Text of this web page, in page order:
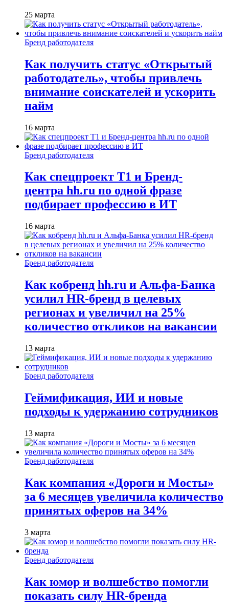
25 марта
Бренд работодателя
Как получить статус «Открытый
работодатель», чтобы привлечь
внимание соискателей и ускорить
найм
16 марта
Бренд работодателя
Как спецпроект T1 и Бренд-
центра hh.ru по одной фразе
подбирает профессию в ИТ
16 марта
Бренд работодателя
Как кобренд hh.ru и Альфа-Банка
усилил HR-бренд в целевых
регионах и увеличил на 25%
количество откликов на вакансии
13 марта
Бренд работодателя
Геймификация, ИИ и новые
подходы к удержанию сотрудников
13 марта
Бренд работодателя
Как компания «Дороги и Мосты»
за 6 месяцев увеличила количество
принятых оферов на 34%
3 марта
Бренд работодателя
Как юмор и волшебство помогли
показать силу HR-бренда